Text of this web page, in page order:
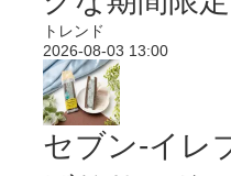
トレンド
2026-08-03 13:00
セブン‐イレ